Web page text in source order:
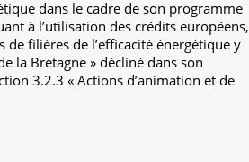
dans le cadre de son programme
à l’utilisation des crédits européens,
de filières de l’efficacité énergétique y
la Bretagne » décliné dans son
3.2.3 « Actions d’animation et de